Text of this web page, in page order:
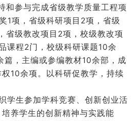
和参与完成省级教学质量工程项
1项，省级科研项目2项，省级
省级教改项目2项，校级教改项
课程2门，校级科研课题10余
，主编或参编教材10余部，成
10余项。以科研促教学，持续
学生参加学科竞赛、创新创业活
养学生的创新精神与实践能